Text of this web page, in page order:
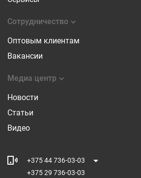
Сотрудничество
Оптовым клиентам
Вакансии
Медиа центр
Новости
Статьи
Видео
+375 44 736-03-03
+375 29 736-03-03